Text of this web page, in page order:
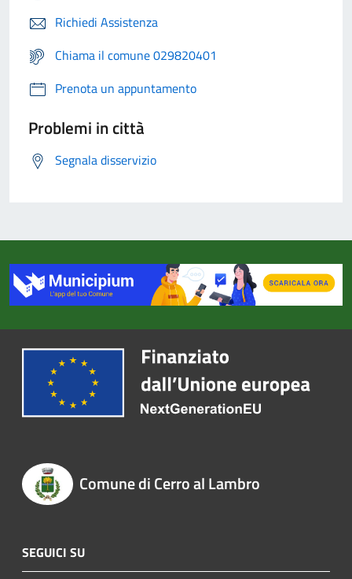
Richiedi Assistenza
Chiama il comune 029820401
Prenota un appuntamento
Problemi in città
Segnala disservizio
Comune di Cerro al Lambro
SEGUICI SU